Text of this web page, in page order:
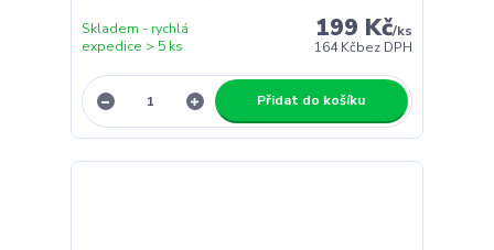
199 Kč/ks
164 Kčbez DPH
Skladem - rychlá
expedice > 5 ks
Přidat do košíku